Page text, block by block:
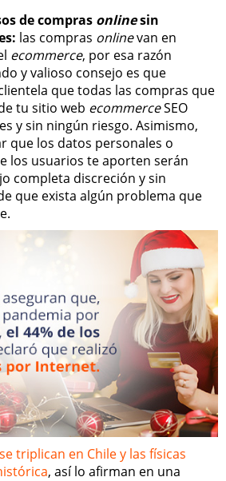
de compras onlinesin
las compras onlinevan en
ecommerce, por esa razón
y valioso consejo es que
que todas las compras que
tu sitio web ecommerceSEO
y sin ningún riesgo. Asimismo,
que los datos personales o
los usuarios te aporten serán
completa discreción y sin
que exista algún problema que
triplican en Chile y las físicas
, así lo afirman en una